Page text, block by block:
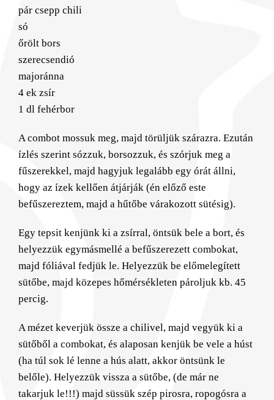
pár csepp chili
só
őrölt bors
szerecsendió
majoránna
4 ek zsír
1 dl fehérbor
A combot mossuk meg, majd törüljük szárazra. Ezután
ízlés szerint sózzuk, borsozzuk, és szórjuk meg a
fűszerekkel, majd hagyjuk legalább egy órát állni,
hogy az ízek kellően átjárják (én előző este
befűszereztem, majd a hűtőbe várakozott sütésig).
Egy tepsit kenjünk ki a zsírral, öntsük bele a bort, és
helyezzük egymásmellé a befűszerezett combokat,
majd fóliával fedjük le. Helyezzük be előmelegített
sütőbe, majd közepes hőmérsékleten pároljuk kb. 45
percig.
A mézet keverjük össze a chilivel, majd vegyük ki a
sütőből a combokat, és alaposan kenjük be vele a húst
(ha túl sok lé lenne a hús alatt, akkor öntsünk le
belőle). Helyezzük vissza a sütőbe, (de már ne
takarjuk le!!!) majd süssük szép pirosra, ropogósra a